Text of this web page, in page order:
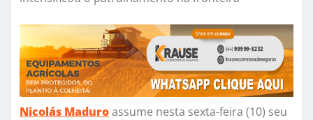
Nicolás Maduroassume nesta sexta-feira (10) seu